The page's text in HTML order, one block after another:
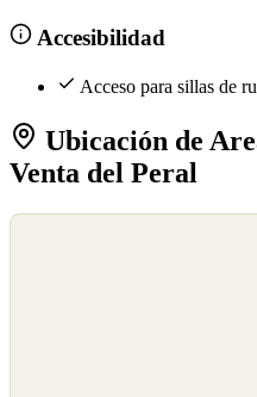
Accesibilidad
Acceso para sillas de
Ubicación de
Venta del Peral